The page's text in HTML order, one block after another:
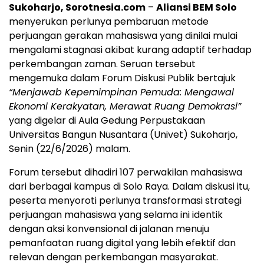
Sukoharjo, Sorotnesia.com – Aliansi BEM Solo
menyerukan perlunya pembaruan metode
perjuangan gerakan mahasiswa yang dinilai mulai
mengalami stagnasi akibat kurang adaptif terhadap
perkembangan zaman. Seruan tersebut
mengemuka dalam Forum Diskusi Publik bertajuk
“Menjawab Kepemimpinan Pemuda: Mengawal
Ekonomi Kerakyatan, Merawat Ruang Demokrasi”
yang digelar di Aula Gedung Perpustakaan
Universitas Bangun Nusantara (Univet) Sukoharjo,
Senin (22/6/2026) malam.
Forum tersebut dihadiri 107 perwakilan mahasiswa
dari berbagai kampus di Solo Raya. Dalam diskusi itu,
peserta menyoroti perlunya transformasi strategi
perjuangan mahasiswa yang selama ini identik
dengan aksi konvensional di jalanan menuju
pemanfaatan ruang digital yang lebih efektif dan
relevan dengan perkembangan masyarakat.